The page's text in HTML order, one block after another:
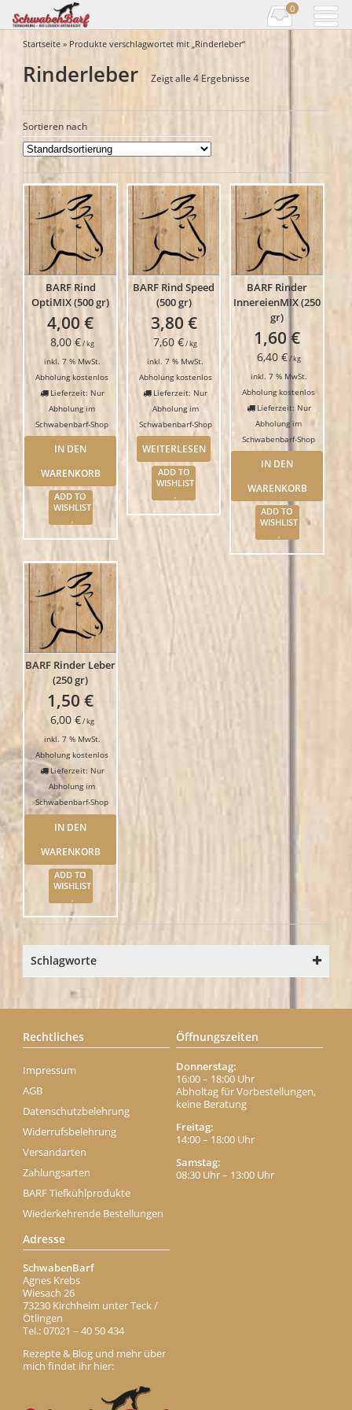
0
Startseite » Produkte verschlagwortet mit „Rinderleber“
Rinderleber Zeigt alle 4 Ergebnisse
Sortieren nach
BARF Rind
OptiMIX (500 gr)
4,00€
8,00 €/kg
inkl. 7 % MwSt.
Abholung kostenlos
Lieferzeit: Nur
Abholung im
Schwabenbarf-Shop
IN DEN
WARENKORB
ADD TO
WISHLIST
BARF Rind Speed
(500 gr)
3,80 €
7,60€/kg
inkl. 7 % MwSt.
Abholung kostenlos
Lieferzeit: Nur
Abholung im
Schwabenbarf-Shop
WEITERLESEN
ADD TO
WISHLIST
BARF Rinder
InnereienMIX (250
gr)
1,60€
6,40 €/kg
inkl. 7 % MwSt.
Abholung kostenlos
Lieferzeit: Nur
Abholung im
Schwabenbarf-Shop
IN DEN
WARENKORB
ADD TO
WISHLIST
BARF Rinder Leber
(250 gr)
1,50€
6,00 €/kg
inkl. 7 % MwSt.
Abholung kostenlos
Lieferzeit: Nur
Abholung im
Schwabenbarf-Shop
IN DEN
WARENKORB
ADD TO
WISHLIST
Schlagworte
Rechtliches
Impressum
AGB
Datenschutzbelehrung
Widerrufsbelehrung
Versandarten
Zahlungsarten
BARF Tiefkühlprodukte
Wiederkehrende Bestellungen
Öffnungszeiten
Donnerstag:
16:00 – 18:00 Uhr
Abholtag für Vorbestellungen,
keine Beratung
Freitag:
14:00 – 18:00 Uhr
Samstag:
08:30 Uhr – 13:00 Uhr
Adresse
SchwabenBarf
Agnes Krebs
Wiesach 26
73230 Kirchheim unter Teck /
Ötlingen
Tel.: 07021 – 40 50 434
Rezepte & Blog und mehr über
mich findet ihr hier: